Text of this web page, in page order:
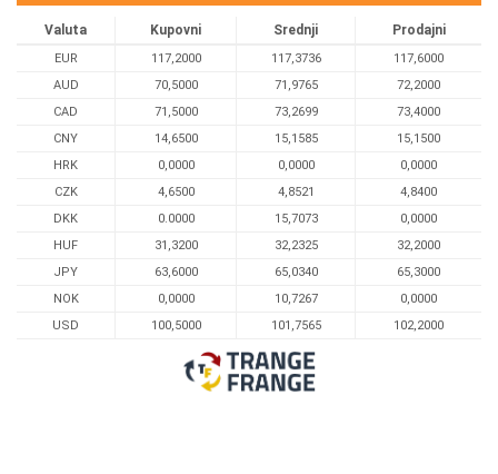
Valuta Kupovni Srednji Prodajni
EUR 117,2000 117,3736
117,6000
AUD
70,5000 71,9765
72,2000
CAD
71,5000 73,2699
73,4000
CNY
14,6500 15,1585
15,1500
HRK
0,0000 0,0000
0,0000
CZK
4,6500 4,8521
4,8400
DKK
0.0000 15,7073
0,0000
HUF
31,3200 32,2325
32,2000
JPY
63,6000 65,0340
65,3000
NOK
0,0000 10,7267
0,0000
USD
100,5000 101,7565 102,2000